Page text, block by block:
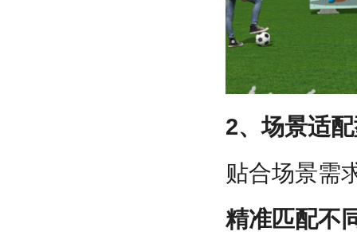
2、场景适
贴合场景需
精准匹配不